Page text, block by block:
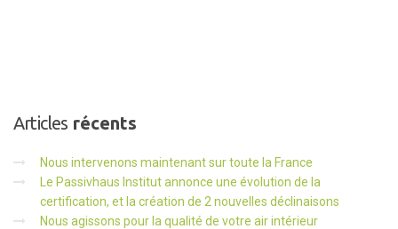
Articles récents
Nous intervenons maintenant sur toute la France
Le Passivhaus Institut annonce une évolution de la
certification, et la création de 2 nouvelles déclinaisons
Nous agissons pour la qualité de votre air intérieur